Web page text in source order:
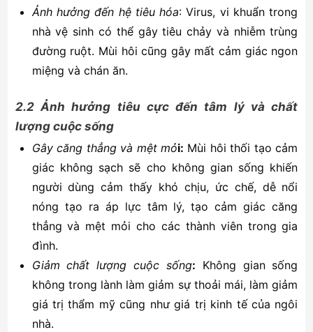
Ảnh hưởng đến hệ tiêu hóa: Virus, vi khuẩn trong
nhà vệ sinh có thể gây tiêu chảy và nhiễm trùng
đường ruột. Mùi hôi cũng gây mất cảm giác ngon
miệng và chán ăn.
2.2 Ảnh hưởng tiêu cực đến tâm lý và chất
lượng cuộc sống
Gây căng thẳng và mệt mỏi: Mùi hôi thối tạo cảm
giác không sạch sẽ cho không gian sống khiến
người dùng cảm thấy khó chịu, ức chế, dễ nổi
nóng tạo ra áp lực tâm lý, tạo cảm giác căng
thẳng và mệt mỏi cho các thành viên trong gia
đình.
Giảm chất lượng cuộc sống: Không gian sống
không trong lành làm giảm sự thoải mái, làm giảm
giá trị thẩm mỹ cũng như giá trị kinh tế của ngôi
nhà.